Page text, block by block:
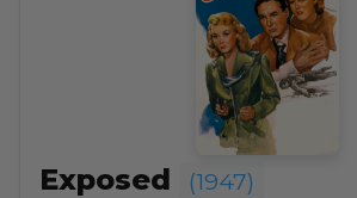
Exposed (1947)